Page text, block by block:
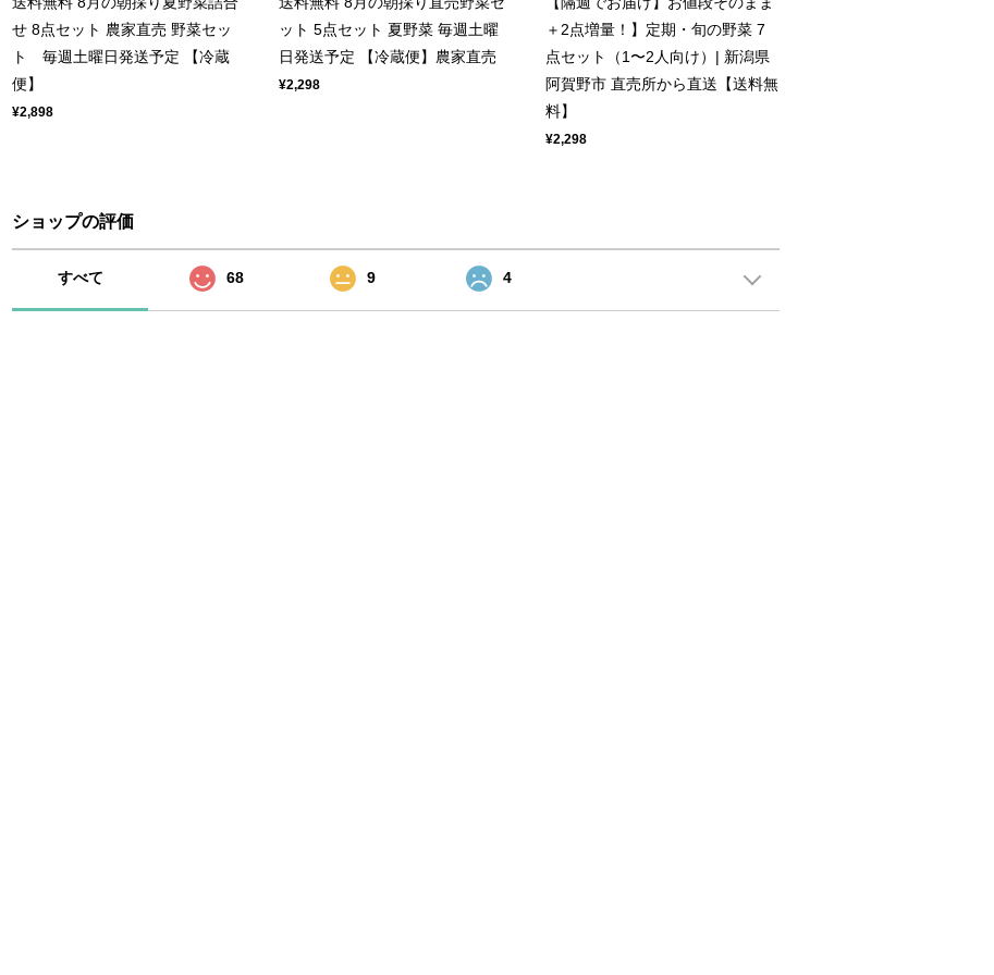
せ 8点セット 農家直売 野菜セッ
ト 毎週土曜日発送予定 【冷蔵
便】
¥2,898
ット 5点セット 夏野菜 毎週土曜
日発送予定 【冷蔵便】農家直売
¥2,298
＋2点増量！】定期・旬の野菜 7
点セット（1〜2人向け）| 新潟県
阿賀野市 直売所から直送【送料無
料】
¥2,298
ショップの評価
すべて 68 9 4